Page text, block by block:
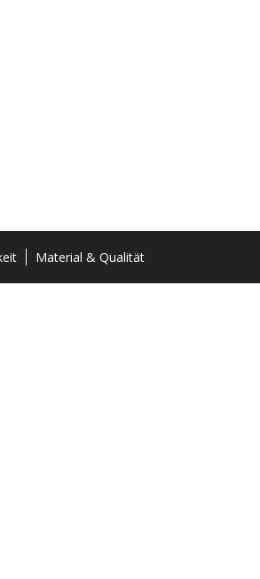
Material & Qualität